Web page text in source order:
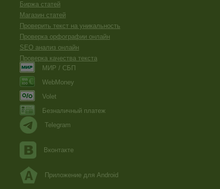
Биржа статей
Магазин статей
Проверить текст на уникальность
Проверка орфографии онлайн
SEO анализ онлайн
Проверка качества текста
МИР / СБП
WebMoney
Volet
Безналичный платеж
Telegram
Вконтакте
Приложение для Android